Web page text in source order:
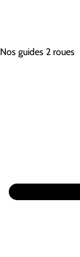
Nos guides 2 roues